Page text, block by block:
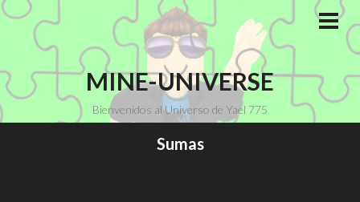
Saltar
contenido
MINE-UNIVERSE
Bienvenidos al Universo de Yael 775
Sumas